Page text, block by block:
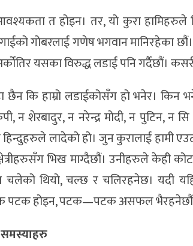
त होइन। तर, यो कुरा हामिहरुले
गोबरलाई गणेष भगवान मानिरहेका
यसका विरुद्ध लडाई पनि गर्दैछौं।
छैन कि हाम्रो लडाईकोसँग हो भनेर। किन
न शेरबादुर, न नरेन्द्र मोदी, न पुटिन,
हिन्दुहरुले लादेको हो। जुन कुरालाई हामी
भिख माग्दैछौं। उनीहरुले केही
चलेको थियो, चल्छ र चलिरहनेछ। यदी
पटक होइन, पटक—पटक असफल